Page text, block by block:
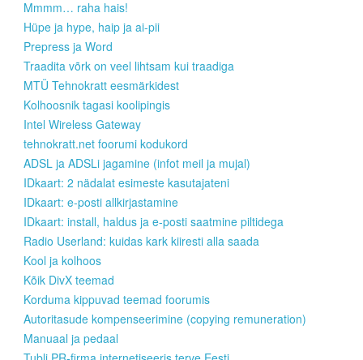
Mmmm… raha hais!
Hüpe ja hype, haip ja ai-pii
Prepress ja Word
Traadita võrk on veel lihtsam kui traadiga
MTÜ Tehnokratt eesmärkidest
Kolhoosnik tagasi koolipingis
Intel Wireless Gateway
tehnokratt.net foorumi kodukord
ADSL ja ADSLi jagamine (infot meil ja mujal)
IDkaart: 2 nädalat esimeste kasutajateni
IDkaart: e-posti allkirjastamine
IDkaart: install, haldus ja e-posti saatmine piltidega
Radio Userland: kuidas kark kiiresti alla saada
Kool ja kolhoos
Kõik DivX teemad
Korduma kippuvad teemad foorumis
Autoritasude kompenseerimine (copying remuneration)
Manuaal ja pedaal